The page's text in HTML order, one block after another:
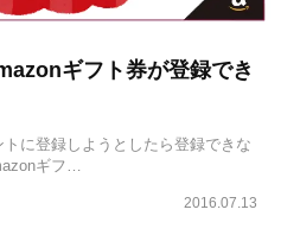
ギフト券が登録でき
に登録しようとしたら登録できな
ギフ…
2016.07.13